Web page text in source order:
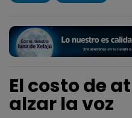
El costo de
alzar la voz